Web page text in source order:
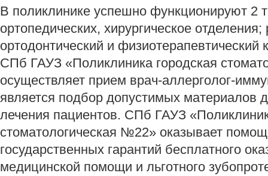
В поликлинике успешно функционируют 2
ортопедических, хирургическое отделения;
ортодонтический и
СПб ГАУЗ «Поликлиника городская
осуществляет прием врач-аллерголог-
является подбор допустимых материалов
лечения пациентов. СПб ГАУЗ
стоматологическая №22» оказывает
государственных гарантий бесплатного
медицинской помощи и льготного